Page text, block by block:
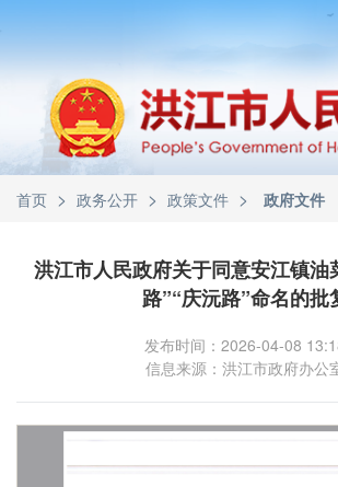
首页 > 政务公开 > 政策文件 > 政府文件
洪江市人民政府关于同意安江镇油
路”“庆沅路”命名的批
发布时间：2026-04-08
信息来源：洪江市政府办公